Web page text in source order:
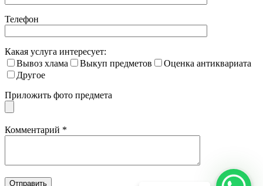
Телефон
Какая услуга интересует:
Вывоз хлама
Выкуп предметов
Оценка антиквариата
Другое
Приложить фото предмета
Комментарий *